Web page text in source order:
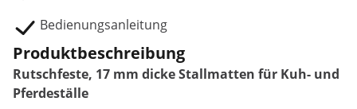
Bedienungsanleitung
Produktbeschreibung
Rutschfeste, 17 mm dicke Stallmatten für Kuh- und
Pferdeställe